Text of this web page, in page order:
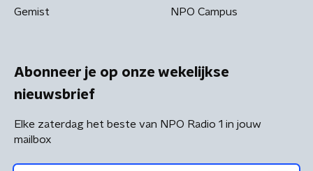
Gemist NPO Campus
Abonneer je op onze wekelijkse
nieuwsbrief
Elke zaterdag het beste van NPO Radio 1 in jouw
mailbox